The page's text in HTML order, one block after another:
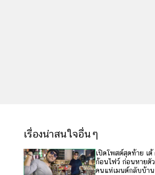
เรื่องน่าสนใจอื่นๆ
เปิดโพสต์สุดท้าย เต้
ก้อนไฟว์ ก่อนหายตั
คนแห่เมนต์กลับบ้าน